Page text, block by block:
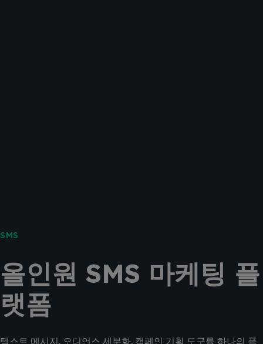
SMS
올인원 SMS 마케팅 플
랫폼
텍스트 메시지, 오디언스 세분화, 캠페인 기획 도구를 하나의 플